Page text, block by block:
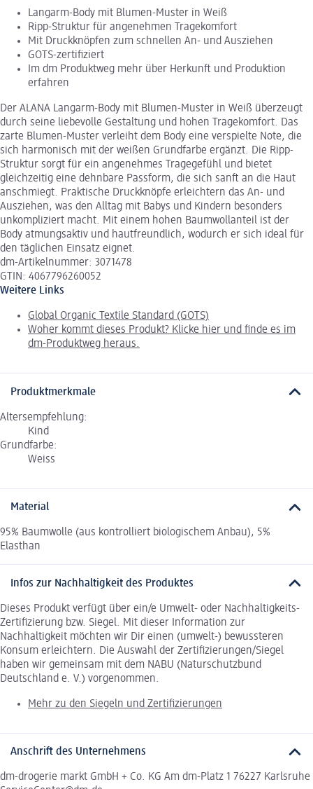
Langarm-Body mit Blumen-Muster in Weiß
Ripp-Struktur für angenehmen Tragekomfort
Mit Druckknöpfen zum schnellen An- und Ausziehen
GOTS-zertifiziert
Im dm Produktweg mehr über Herkunft und Produktion
erfahren
Der ALANA Langarm-Body mit Blumen-Muster in Weiß überzeugt
durch seine liebevolle Gestaltung und hohen Tragekomfort. Das
zarte Blumen-Muster verleiht dem Body eine verspielte Note, die
sich harmonisch mit der weißen Grundfarbe ergänzt. Die Ripp-
Struktur sorgt für ein angenehmes Tragegefühl und bietet
gleichzeitig eine dehnbare Passform, die sich sanft an die Haut
anschmiegt. Praktische Druckknöpfe erleichtern das An- und
Ausziehen, was den Alltag mit Babys und Kindern besonders
unkompliziert macht. Mit einem hohen Baumwollanteil ist der
Body atmungsaktiv und hautfreundlich, wodurch er sich ideal für
den täglichen Einsatz eignet.
dm-Artikelnummer: 3071478
GTIN: 4067796260052
Weitere Links
Global Organic Textile Standard (GOTS)
Woher kommt dieses Produkt? Klicke hier und finde es im
dm-Produktweg heraus.
Produktmerkmale
Altersempfehlung:
Kind
Grundfarbe:
Weiss
Material
95% Baumwolle (aus kontrolliert biologischem Anbau), 5%
Elasthan
Infos zur Nachhaltigkeit des Produktes
Dieses Produkt verfügt über ein/e Umwelt- oder Nachhaltigkeits-
Zertifizierung bzw. Siegel. Mit dieser Information zur
Nachhaltigkeit möchten wir Dir einen (umwelt-) bewussteren
Konsum erleichtern. Die Auswahl der Zertifizierungen/Siegel
haben wir gemeinsam mit dem NABU (Naturschutzbund
Deutschland e. V.) vorgenommen.
Mehr zu den Siegeln und Zertifizierungen
Anschrift des Unternehmens
dm-drogerie markt GmbH + Co. KG Am dm-Platz 1 76227 Karlsruhe